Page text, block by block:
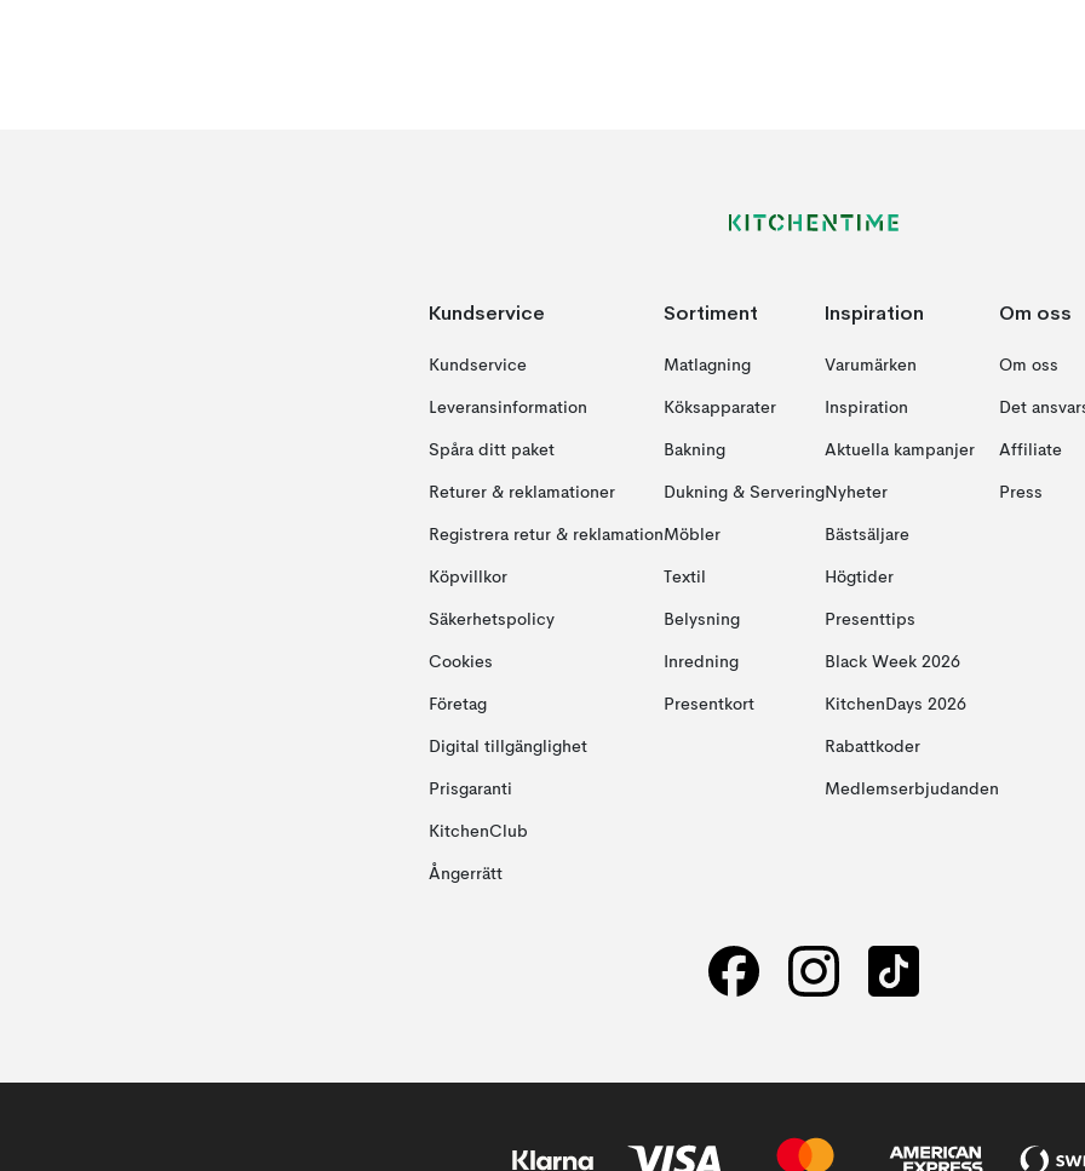
Kundservice
Kundservice
Leveransinformation
Spåra ditt paket
Returer & reklamationer
Registrera retur & reklamation
Köpvillkor
Säkerhetspolicy
Cookies
Företag
Digital tillgänglighet
Prisgaranti
KitchenClub
Ångerrätt
Sortiment
Matlagning
Köksapparater
Bakning
Dukning & Servering
Möbler
Textil
Belysning
Inredning
Presentkort
Inspiration
Varumärken
Inspiration
Aktuella kampanjer
Nyheter
Bästsäljare
Högtider
Presenttips
Black Week 2026
KitchenDays 2026
Rabattkoder
Medlemserbjudanden
Om oss
Om oss
Det
Affiliate
Press